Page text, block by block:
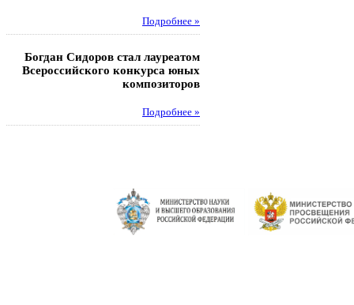
Подробнее »
Богдан Сидоров стал лауреатом
Всероссийского конкурса юных
композиторов
Подробнее »